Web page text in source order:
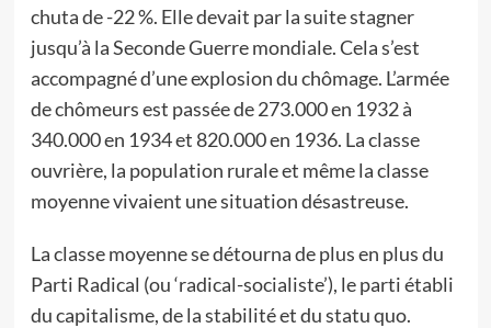
chuta de -22 %. Elle devait par la suite stagner
jusqu’à la Seconde Guerre mondiale. Cela s’est
accompagné d’une explosion du chômage. L’armée
de chômeurs est passée de 273.000 en 1932 à
340.000 en 1934 et 820.000 en 1936. La classe
ouvrière, la population rurale et même la classe
moyenne vivaient une situation désastreuse.
La classe moyenne se détourna de plus en plus du
Parti Radical (ou ‘radical-socialiste’), le parti établi
du capitalisme, de la stabilité et du statu quo.